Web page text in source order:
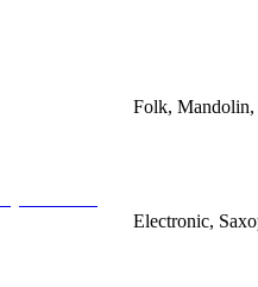
Folk, Mandolin,
Electronic,